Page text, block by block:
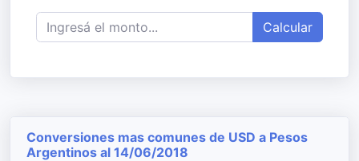
Calcular
Conversiones mas comunes de USD a Pesos
Argentinos al 14/06/2018